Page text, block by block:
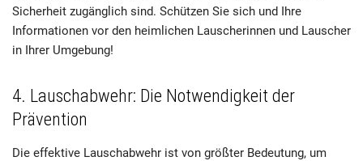
Sicherheit zugänglich sind. Schützen Sie sich und Ihre
Informationen vor den heimlichen Lauscherinnen und Lauscher
in Ihrer Umgebung!
4. Lauschabwehr: Die Notwendigkeit der
Prävention
Die effektive Lauschabwehr ist von größter Bedeutung, um